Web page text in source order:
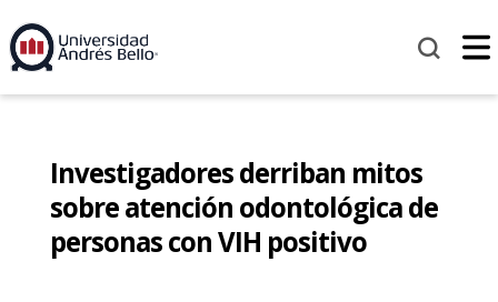
Investigadores derriban mitos
sobre atención odontológica de
personas con VIH positivo